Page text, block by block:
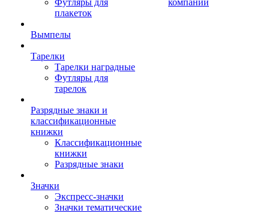
Футляры для
плакеток
Вымпелы
Тарелки
Тарелки наградные
Футляры для
тарелок
Разрядные знаки и
классификационные
книжки
Классификационные
книжки
Разрядные знаки
Значки
Экспресс-значки
Значки тематические
компании